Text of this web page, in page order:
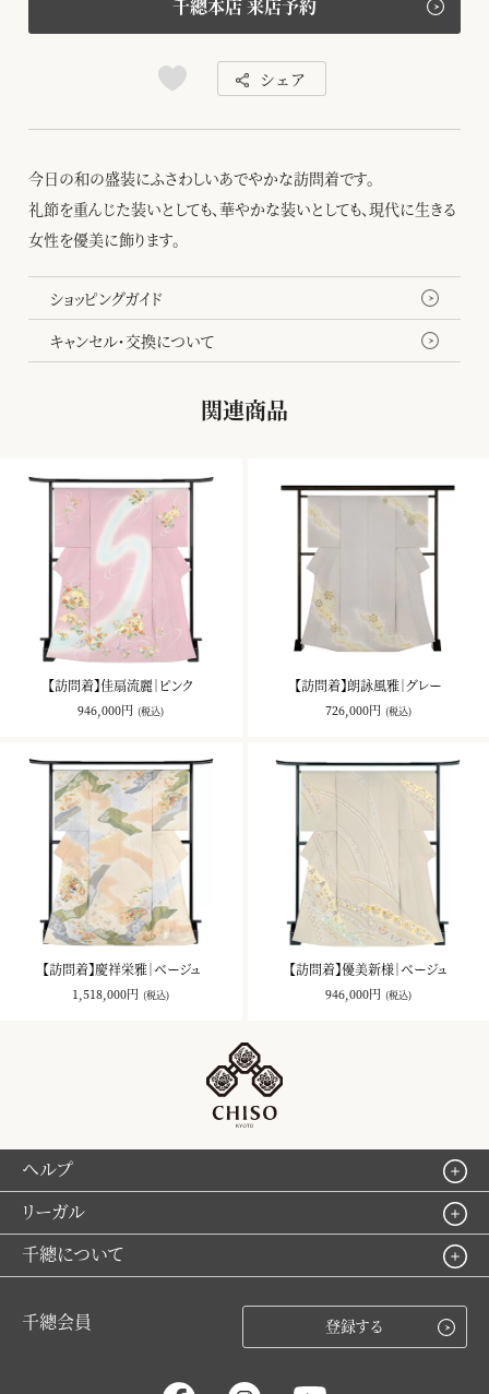
千總本店 来店予約
シェア
今日の和の盛装にふさわしいあでやかな訪問着です。
礼節を重んじた装いとしても、華やかな装いとしても、現代に生きる
女性を優美に飾ります。
ショッピングガイド
キャンセル・交換について
関連商品
【訪問着】佳扇流麗｜ピンク
946,000円 (税込)
【訪問着】朗詠風雅｜グレー
726,000円 (税込)
【訪問着】慶祥栄雅｜ベージュ
1,518,000円 (税込)
【訪問着】優美新様｜ベージュ
946,000円 (税込)
ヘルプ
リーガル
千總について
千總会員 登録する